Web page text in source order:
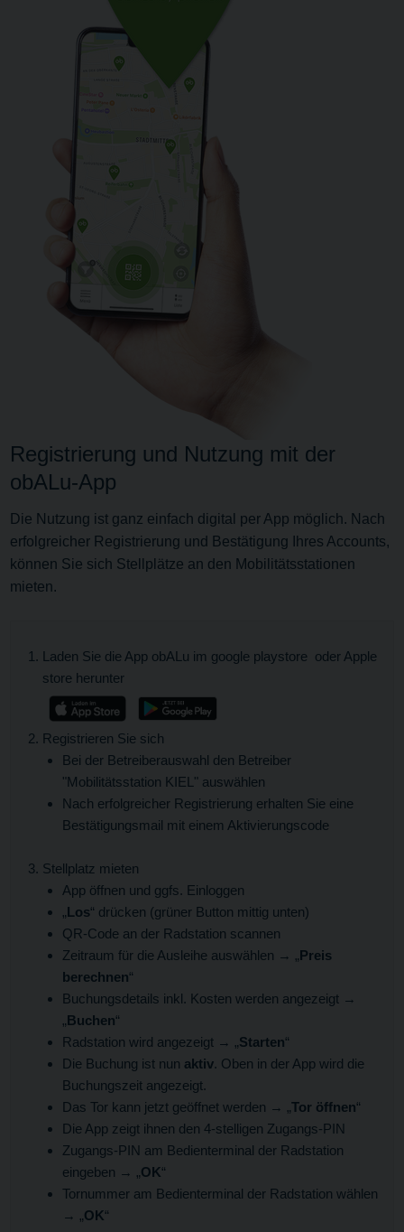
Registrierung und Nutzung mit der
obALu-App
Die Nutzung ist ganz einfach digital per App möglich. Nach
erfolgreicher Registrierung und Bestätigung Ihres Accounts,
können Sie sich Stellplätze an den Mobilitätsstationen
mieten.
Laden Sie die App obALu im google playstore oder Apple
store herunter
Registrieren Sie sich
Bei der Betreiberauswahl den Betreiber
"Mobilitätsstation KIEL" auswählen
Nach erfolgreicher Registrierung erhalten Sie eine
Bestätigungsmail mit einem Aktivierungscode
Stellplatz mieten
App öffnen und ggfs. Einloggen
„Los“ drücken (grüner Button mittig unten)
QR-Code an der Radstation scannen
Zeitraum für die Ausleihe auswählen → „Preis
berechnen“
Buchungsdetails inkl. Kosten werden angezeigt →
„Buchen“
Radstation wird angezeigt → „Starten“
Die Buchung ist nun aktiv. Oben in der App wird die
Buchungszeit angezeigt.
Das Tor kann jetzt geöffnet werden → „Tor öffnen“
Die App zeigt ihnen den 4-stelligen Zugangs-PIN
Zugangs-PIN am Bedienterminal der Radstation
eingeben → „OK“
Tornummer am Bedienterminal der Radstation wählen
→ „OK“